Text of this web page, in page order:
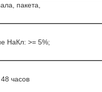
пакета,
НаКл: >= 5%;
часов